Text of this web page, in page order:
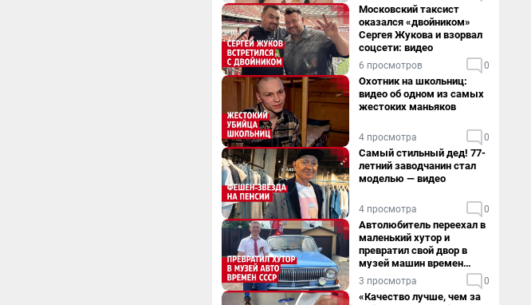
Московский таксист
оказался «двойником»
Сергея Жукова и взорвал
соцсети: видео
6 просмотров 0
Охотник на школьниц:
видео об одном из самых
жестоких маньяков
4 просмотра 0
Самый стильный дед! 77-
летний заводчанин стал
моделью — видео
4 просмотра 0
Автолюбитель переехал в
маленький хутор и
превратил свой двор в
музей машин времен
СССР. Видео
3 просмотра 0
«Качество лучше, чем за